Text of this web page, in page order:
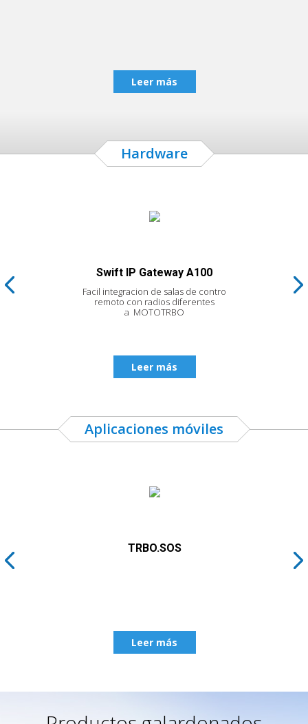
Leer más
Hardware
Swift IP Gateway A100
Facil integracion de salas de contro
remoto con radios diferentes
a MOTOTRBO
Leer más
Aplicaciones móviles
TRBO.SOS
Leer más